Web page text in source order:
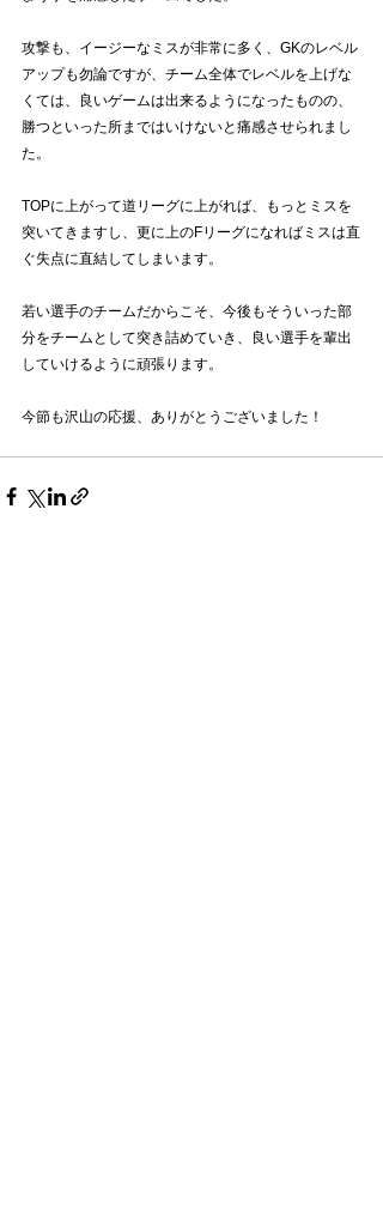
攻撃も、イージーなミスが非常に多く、GKのレベル
アップも勿論ですが、チーム全体でレベルを上げな
くては、良いゲームは出来るようになったものの、
勝つといった所まではいけないと痛感させられまし
た。
TOPに上がって道リーグに上がれば、もっとミスを
突いてきますし、更に上のFリーグになればミスは直
ぐ失点に直結してしまいます。
若い選手のチームだからこそ、今後もそういった部
分をチームとして突き詰めていき、良い選手を輩出
していけるように頑張ります。
今節も沢山の応援、ありがとうございました！